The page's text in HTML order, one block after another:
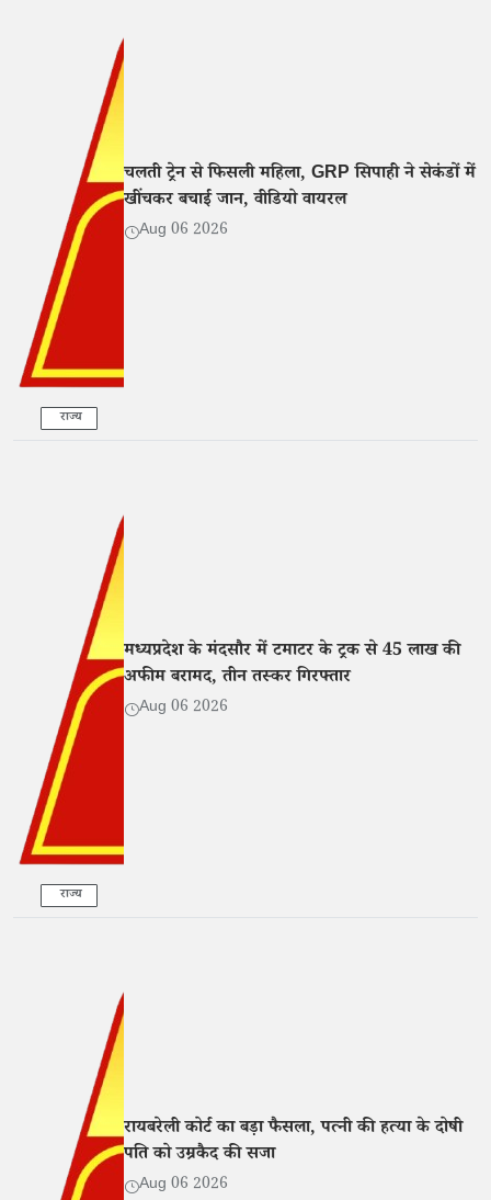
राज्य
चलती ट्रेन से फिसली महिला, GRP सिपाही ने सेकंडों में
खींचकर बचाई जान, वीडियो वायरल
Aug 06 2026
राज्य
मध्यप्रदेश के मंदसौर में टमाटर के ट्रक से 45 लाख की
अफीम बरामद, तीन तस्कर गिरफ्तार
Aug 06 2026
रायबरेली कोर्ट का बड़ा फैसला, पत्नी की हत्या के दोषी
पति को उम्रकैद की सजा
Aug 06 2026